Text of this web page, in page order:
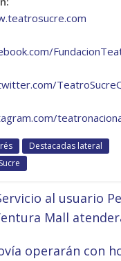
Destacadas lateral
al usuario
Mall
operarán con